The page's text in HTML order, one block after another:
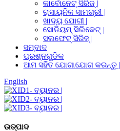
କାର୍ବୋନେଟ୍ ସିରିଜ୍ |
ରାସାୟନିକ ସାମଗ୍ରୀ |
ଖାଦ୍ୟ ଯୋଗୀ |
ସୋଡିୟମ୍ ସିଲିକେଟ୍ |
ସଲଫେଟ୍ ସିରିଜ୍ |
ସମ୍ବାଦ
ପ୍ରଶ୍ନଗୁଡିକ
ଆମ ସହିତ ଯୋଗାଯୋଗ କରନ୍ତୁ |
English
ଉତ୍ପାଦ